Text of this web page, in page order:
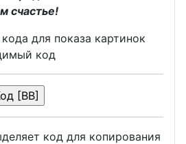
счастье!
для показа картинок
код
код для копирования